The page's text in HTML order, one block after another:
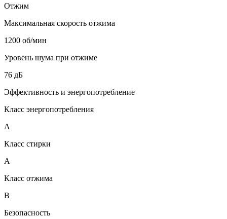
Отжим
Максимальная скорость отжима
1200 об/мин
Уровень шума при отжиме
76 дБ
Эффективность и энергопотребление
Класс энергопотребления
A
Класс стирки
A
Класс отжима
B
Безопасность